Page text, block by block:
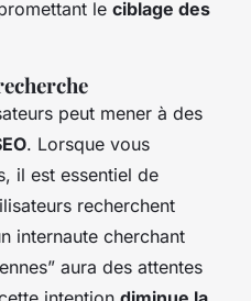
le ciblage des
peut mener à des
. Lorsque vous
il est essentiel de
recherchent
internaute cherchant
aura des attentes